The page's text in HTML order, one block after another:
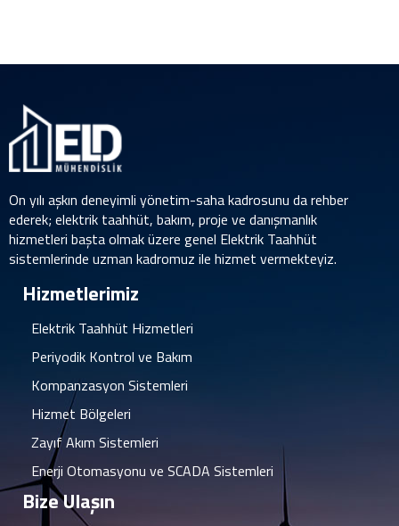
On yılı aşkın deneyimli yönetim-saha kadrosunu da rehber
ederek; elektrik taahhüt, bakım, proje ve danışmanlık
hizmetleri başta olmak üzere genel Elektrik Taahhüt
sistemlerinde uzman kadromuz ile hizmet vermekteyiz.
Hizmetlerimiz
Elektrik Taahhüt Hizmetleri
Periyodik Kontrol ve Bakım
Kompanzasyon Sistemleri
Hizmet Bölgeleri
Zayıf Akım Sistemleri
Enerji Otomasyonu ve SCADA Sistemleri
Bize Ulaşın